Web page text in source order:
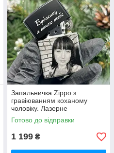
Запальничка Zippo з
гравіюванням коханому
чоловіку. Лазерне
гравіювання з гарантією 10
років! Неперевершений
подарунок
Готово до відправки
1 199 ₴